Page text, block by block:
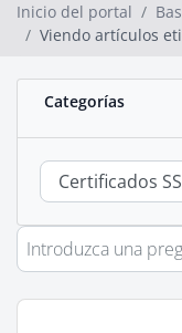
Inicio del portal
Viendo artículos
Categorías